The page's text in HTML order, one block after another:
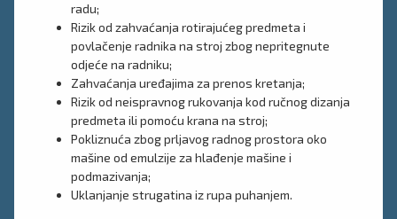
radu;
Rizik od zahvaćanja rotirajućeg predmeta i
povlačenje radnika na stroj zbog nepritegnute
odjeće na radniku;
Zahvaćanja uređajima za prenos kretanja;
Rizik od neispravnog rukovanja kod ručnog dizanja
predmeta ili pomoću krana na stroj;
Pokliznuća zbog prljavog radnog prostora oko
mašine od emulzije za hlađenje mašine i
podmazivanja;
Uklanjanje strugatina iz rupa puhanjem.